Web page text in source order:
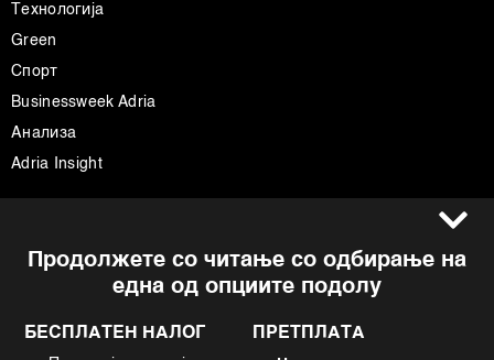
Продолжете со читање со одбирање на
една од опциите подолу
БЕСПЛАТЕН НАЛОГ ПРЕТПЛАТА
Технологија
Green
Спорт
Businessweek Adria
Анализа
Adria Insight
Импресум
Политика на приватност
Facebook
Instagram